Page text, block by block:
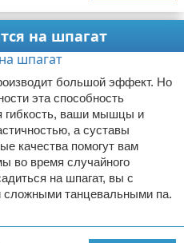
на шпагат
большой эффект. Но
эта способность
гибкость, ваши мышцы и
а суставы
качества помогут вам
во время случайного
на шпагат, вы с
сложными танцевальными па.